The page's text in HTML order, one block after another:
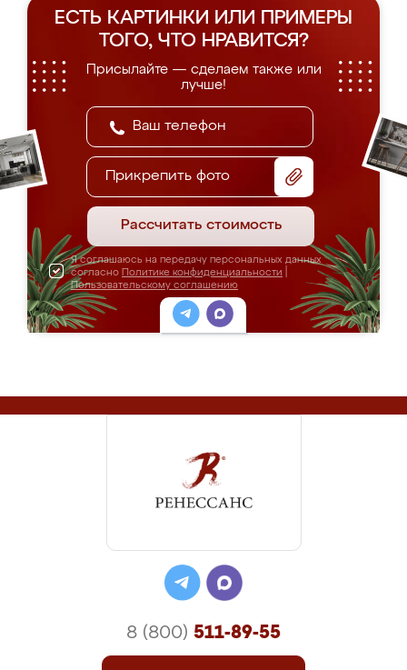
ЕСТЬ КАРТИНКИ ИЛИ ПРИМЕРЫ
ТОГО, ЧТО НРАВИТСЯ?
Присылайте — сделаем также или
лучше!
Прикрепить фото
Рассчитать стоимость
Я соглашаюсь на передачу персональных данных
согласно Политике конфиденциальности
Пользовательскому соглашению
8 (800) 511-89-55